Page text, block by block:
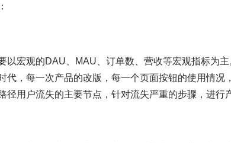
以宏观的DAU、MAU、订单数、营收等宏观指标为
代，每一次产品的改版，每一个页面按钮的使用情况
径用户流失的主要节点，针对流失严重的步骤，进行